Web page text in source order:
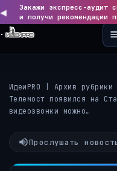
◀
Закажи экспресс-аудит
и получи рекомендации
ИдеиPRO Архив
Телемост появился на
видеозвонки можно…
Прослушать